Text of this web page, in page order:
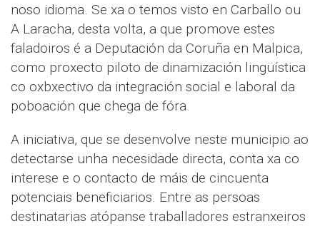
noso idioma. Se xa o temos visto en Carballo ou
A Laracha, desta volta, a que promove estes
faladoiros é a Deputación da Coruña en Malpica,
como proxecto piloto de dinamización lingüística
co oxbxectivo da integración social e laboral da
poboación que chega de fóra.
A iniciativa, que se desenvolve neste municipio ao
detectarse unha necesidade directa, conta xa co
interese e o contacto de máis de cincuenta
potenciais beneficiarios. Entre as persoas
destinatarias atópanse traballadores estranxeiros